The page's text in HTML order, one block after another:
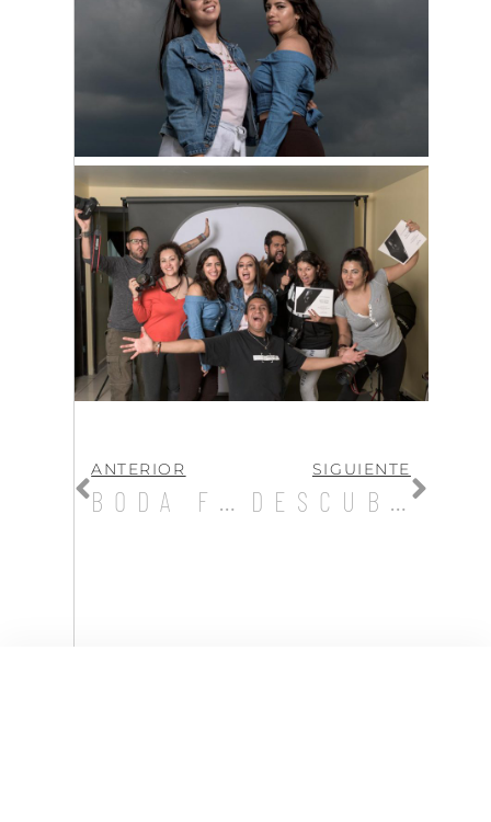
ANTERIOR
BODA FRANCISCO Y GABRIELA
SIGUIENTE
DESCUBRIR O REDESCUBRIR LA BELLEZA. SESIÓN BOUDOIR ELSA